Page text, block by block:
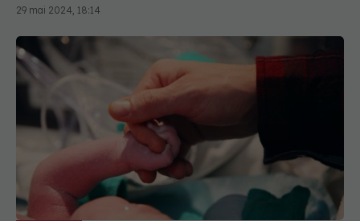
29 mai 2024, 18:14